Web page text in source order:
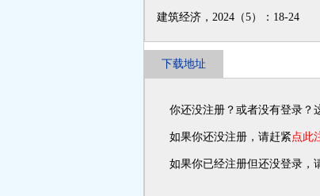
建筑经济，2024（5）：18-24
下载地址
你还没注册？或者没有登录？
如果你还没注册，请赶紧点此
如果你已经注册但还没登录，